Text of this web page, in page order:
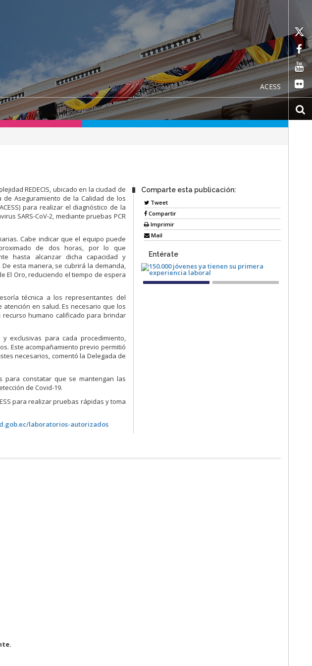
ACESS
REDECIS, ubicado en la ciudad de
Aseguramiento de la Calidad de los
para realizar el diagnóstico de la
SARS-CoV-2, mediante pruebas PCR
Cabe indicar que el equipo puede
de dos horas, por lo que
hasta alcanzar dicha capacidad y
esta manera, se cubrirá la demanda,
El Oro, reduciendo el tiempo de espera
técnica a los representantes del
en salud. Es necesario que los
humano calificado para brindar
exclusivas para cada procedimiento,
Este acompañamiento previo permitió
necesarios, comentó la Delegada de
para constatar que se mantengan las
de Covid-19.
para realizar pruebas rápidas y toma
laboratorios-autorizados
Comparte esta publicación:
Tweet
Compartir
Imprimir
Mail
Entérate